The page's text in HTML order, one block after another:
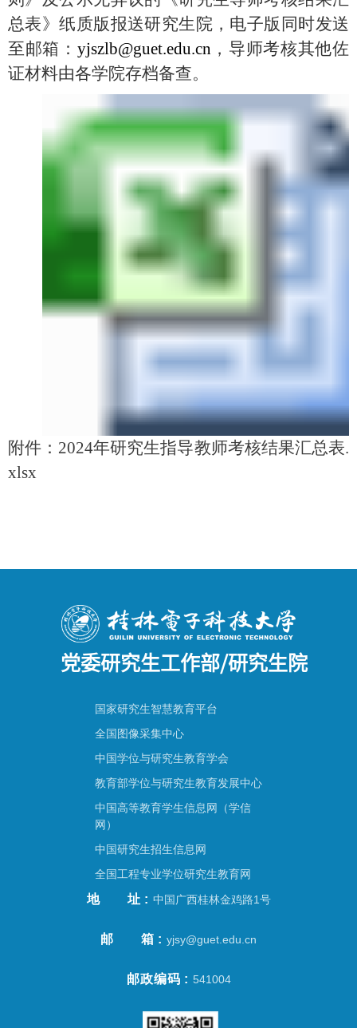
总表》纸质版报送研究生院，电子版同时发送
至邮箱： yjszlb@guet.edu.cn ，导师考核其他佐
证材料由各学院存档备查。
附件：2024年研究生指导教师考核结果汇总表.
xlsx
党委研究生工作部/研究生院
国家研究生智慧教育平台
全国图像采集中心
中国学位与研究生教育学会
教育部学位与研究生教育发展中心
中国高等教育学生信息网（学信
网）
中国研究生招生信息网
全国工程专业学位研究生教育网
地址 中国广西桂林金鸡路1号
邮箱 yjsy@guet.edu.cn
邮政编码 541004